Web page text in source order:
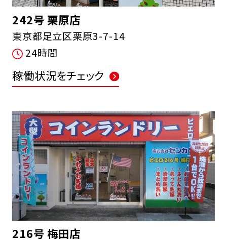
242号 栗原店
東京都足立区栗原3-7-14
24時間
稼働状況をチェック
216号 梅田店